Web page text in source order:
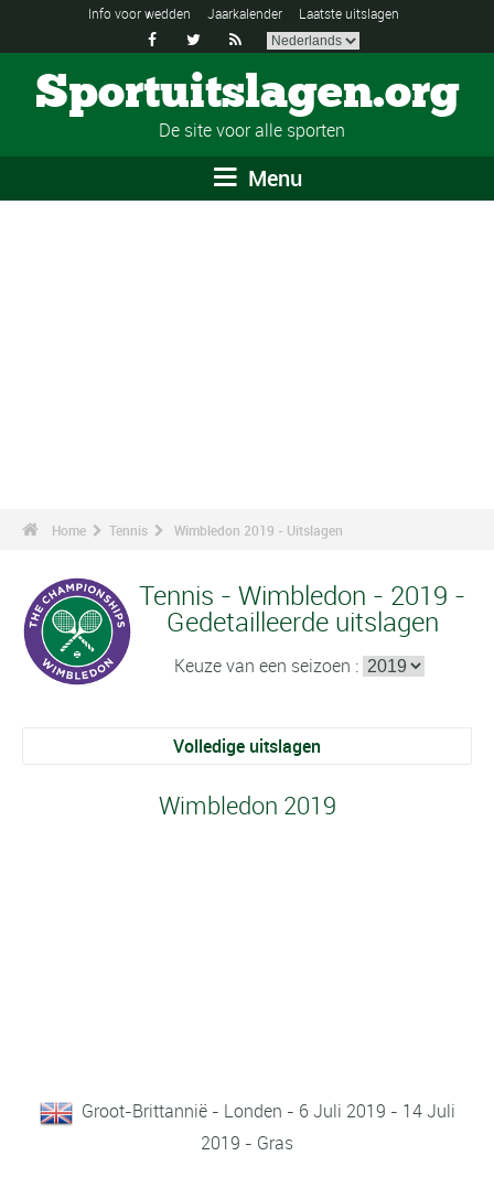
Info voor wedden Jaarkalender Laatste uitslagen
  
Sportuitslagen.org
De site voor alle sporten
Menu
Home Tennis Wimbledon 2019 - Uitslagen
Tennis - Wimbledon - 2019 -
Gedetailleerde uitslagen
Keuze van een seizoen :
Volledige uitslagen
Wimbledon 2019
Groot-Brittannië - Londen - 6 Juli 2019 - 14 Juli
2019 - Gras